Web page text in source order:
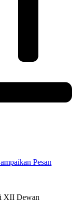
Pesan
XII Dewan